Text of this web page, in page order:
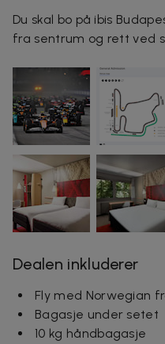
Du skal bo på ibis
fra sentrum og rett ved
Dealen inkluderer
Fly med Norwegian
Bagasje under setet
10 kg håndbagasje